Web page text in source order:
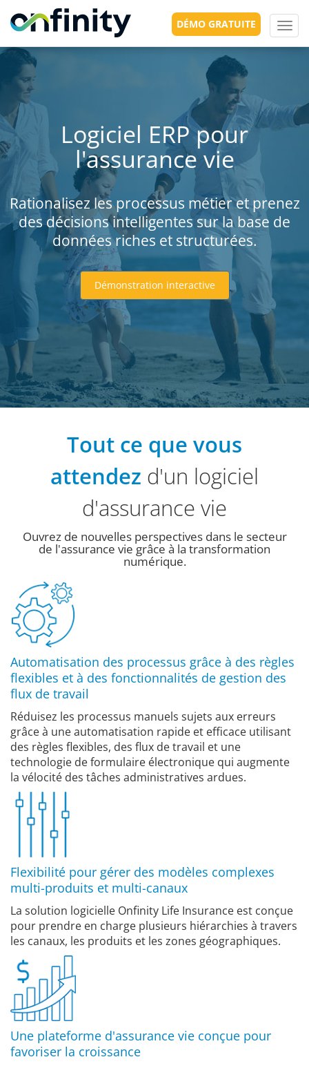
DÉMO GRATUITE
Logiciel ERP pour
l'assurance vie
Rationalisez les processus métier et prenez
des décisions intelligentes sur la base de
données riches et structurées.
Démonstration interactive
Tout ce que vous
attendez d'un logiciel
d'assurance vie
Ouvrez de nouvelles perspectives dans le secteur
de l'assurance vie grâce à la transformation
numérique.
Automatisation des processus grâce à des règles
flexibles et à des fonctionnalités de gestion des
flux de travail
Réduisez les processus manuels sujets aux erreurs
grâce à une automatisation rapide et efficace utilisant
des règles flexibles, des flux de travail et une
technologie de formulaire électronique qui augmente
la vélocité des tâches administratives ardues.
Flexibilité pour gérer des modèles complexes
multi-produits et multi-canaux
La solution logicielle Onfinity Life Insurance est conçue
pour prendre en charge plusieurs hiérarchies à travers
les canaux, les produits et les zones géographiques.
Une plateforme d'assurance vie conçue pour
favoriser la croissance